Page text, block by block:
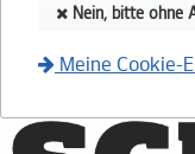
Nein, bitte ohne
Meine Cookie-